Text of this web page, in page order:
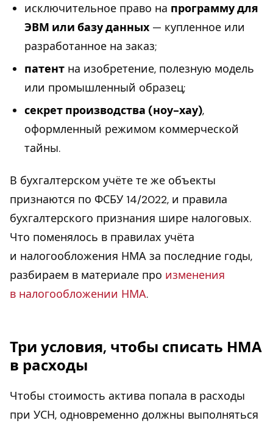
исключительное право на программу для
ЭВМ или базу данных — купленное или
разработанное на заказ;
патент на изобретение, полезную модель
или промышленный образец;
секрет производства (ноу-хау),
оформленный режимом коммерческой
тайны.
В бухгалтерском учёте те же объекты
признаются по ФСБУ 14/2022, и правила
бухгалтерского признания шире налоговых.
Что поменялось в правилах учёта
и налогообложения НМА за последние годы,
разбираем в материале про изменения
в налогообложении НМА.
Три условия, чтобы списать НМА
в расходы
Чтобы стоимость актива попала в расходы
при УСН, одновременно должны выполняться